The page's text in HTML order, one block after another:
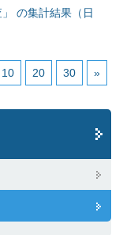
の集計結果（日
10 20 30 »